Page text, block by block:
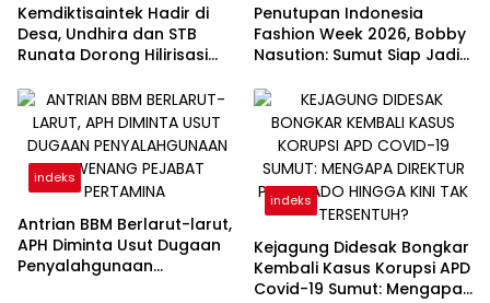
Kemdiktisaintek Hadir di
Desa, Undhira dan STB
Runata Dorong Hilirisasi
Gianyar
Penutupan Indonesia
Fashion Week 2026, Bobby
Nasution: Sumut Siap Jadi
Lewat Wastra
indeks
Antrian BBM Berlarut-larut,
APH Diminta Usut Dugaan
Penyalahgunaan
indeks
Kejagung Didesak Bongkar
Kembali Kasus Korupsi APD
Covid-19 Sumut: Mengapa